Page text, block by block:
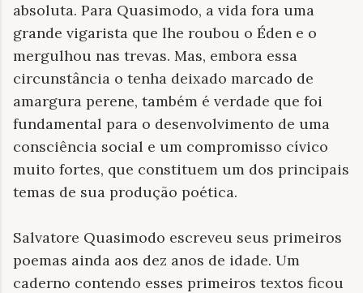
absoluta. Para Quasimodo, a vida fora uma
grande vigarista que lhe roubou o Éden e o
mergulhou nas trevas. Mas, embora essa
circunstância o tenha deixado marcado de
amargura perene, também é verdade que foi
fundamental para o desenvolvimento de uma
consciência social e um compromisso cívico
muito fortes, que constituem um dos principais
temas de sua produção poética.
Salvatore Quasimodo escreveu seus primeiros
poemas ainda aos dez anos de idade. Um
caderno contendo esses primeiros textos ficou